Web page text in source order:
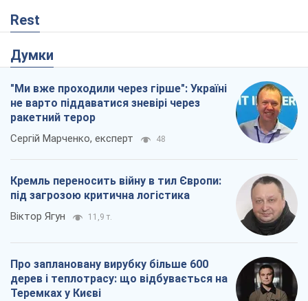
Rest
Думки
"Ми вже проходили через гірше": Україні
не варто піддаватися зневірі через
ракетний терор
Сергій Марченко, експерт 48
Кремль переносить війну в тил Європи:
під загрозою критична логістика
Віктор Ягун 11,9 т.
Про заплановану вирубку більше 600
дерев і теплотрасу: що відбувається на
Теремках у Києві